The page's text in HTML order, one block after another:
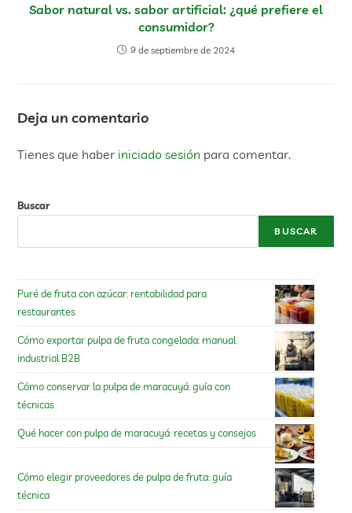
Sabor natural vs. sabor artificial: ¿qué prefiere el
consumidor?
9 de septiembre de 2024
Deja un comentario
Tienes que haber iniciado sesión para comentar.
Buscar
BUSCAR
Puré de fruta con azúcar: rentabilidad para
restaurantes
Cómo exportar pulpa de fruta congelada: manual
industrial B2B
Cómo conservar la pulpa de maracuyá: guía con
técnicas
Qué hacer con pulpa de maracuyá: recetas y consejos
Cómo elegir proveedores de pulpa de fruta: guía
técnica